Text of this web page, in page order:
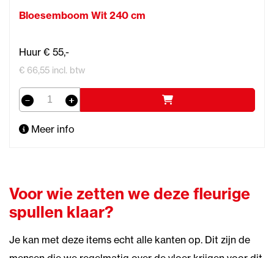
Bloesemboom Wit 240 cm
Huur € 55,-
€ 66,55 incl. btw
Meer info
Voor wie zetten we deze fleurige
spullen klaar?
Je kan met deze items echt alle kanten op. Dit zijn de